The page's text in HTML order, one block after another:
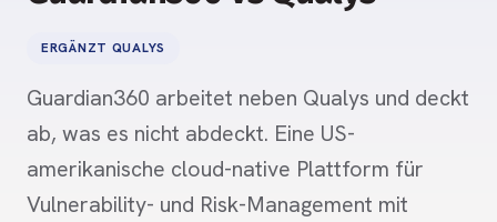
ERGÄNZT QUALYS
Guardian360 arbeitet neben Qualys und deckt
ab, was es nicht abdeckt. Eine US-
amerikanische cloud-native Plattform für
Vulnerability- und Risk-Management mit